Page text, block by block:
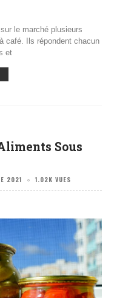
sur le marché plusieurs
café. Ils répondent chacun
et
Sous
2021 1.02K VUES